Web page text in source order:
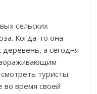
сельских
Когда-то она
а сегодня
туристы.
во время своей